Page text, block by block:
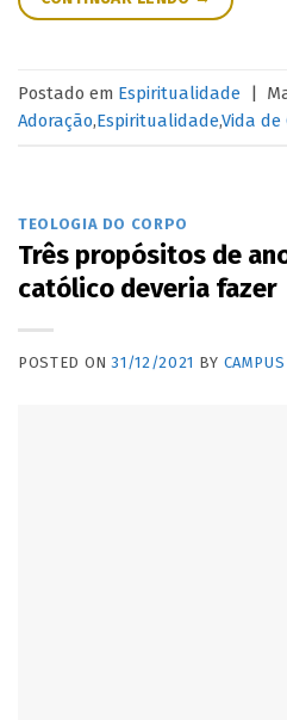
Postado em Espiritualidade |
Adoração,Espiritualidade,Vida de
TEOLOGIA DO CORPO
Três propósitos de
católico deveria fazer
POSTED ON31/12/2021 BY